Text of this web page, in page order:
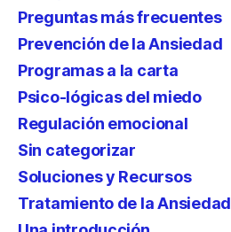
Preguntas más frecuentes
Prevención de la Ansiedad
Programas a la carta
Psico-lógicas del miedo
Regulación emocional
Sin categorizar
Soluciones y Recursos
Tratamiento de la Ansiedad